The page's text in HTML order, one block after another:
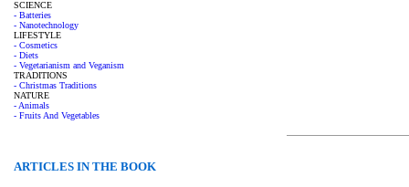
SCIENCE
- Batteries
- Nanotechnology
LIFESTYLE
- Cosmetics
- Diets
- Vegetarianism and Veganism
TRADITIONS
- Christmas Traditions
NATURE
- Animals
- Fruits And Vegetables
ARTICLES IN THE BOOK